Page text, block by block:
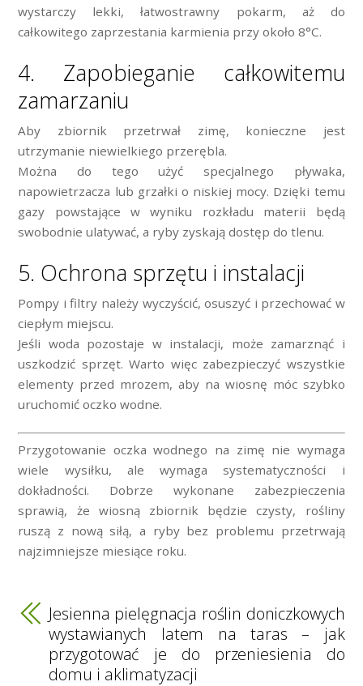
wystarczy lekki, łatwostrawny pokarm, aż do
całkowitego zaprzestania karmienia przy około 8°C.
4. Zapobieganie całkowitemu
zamarzaniu
Aby zbiornik przetrwał zimę, konieczne jest
utrzymanie niewielkiego przerębla.
Można do tego użyć specjalnego pływaka,
napowietrzacza lub grzałki o niskiej mocy. Dzięki temu
gazy powstające w wyniku rozkładu materii będą
swobodnie ulatywać, a ryby zyskają dostęp do tlenu.
5. Ochrona sprzętu i instalacji
Pompy i filtry należy wyczyścić, osuszyć i przechować w
ciepłym miejscu.
Jeśli woda pozostaje w instalacji, może zamarznąć i
uszkodzić sprzęt. Warto więc zabezpieczyć wszystkie
elementy przed mrozem, aby na wiosnę móc szybko
uruchomić oczko wodne.
Przygotowanie oczka wodnego na zimę nie wymaga
wiele wysiłku, ale wymaga systematyczności i
dokładności. Dobrze wykonane zabezpieczenia
sprawią, że wiosną zbiornik będzie czysty, rośliny
ruszą z nową siłą, a ryby bez problemu przetrwają
najzimniejsze miesiące roku.
Jesienna pielęgnacja roślin doniczkowych
wystawianych latem na taras – jak
przygotować je do przeniesienia do
domu i aklimatyzacji